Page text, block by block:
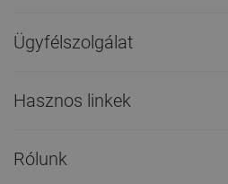
Ügyfélszolgálat
Hasznos linkek
Rólunk